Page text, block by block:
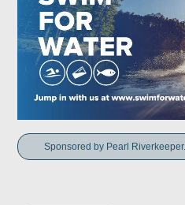
Sponsored by Pearl